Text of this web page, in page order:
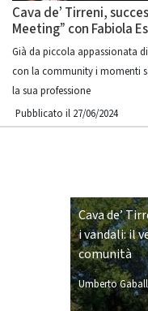
Cava de’ Tirreni,
Meeting” con Fabiola
Già da piccola appassionata
con la community i momenti
la sua professione
Pubblicato il 27/06/2024
Cava de’
i vandali: il
comunità
Umberto